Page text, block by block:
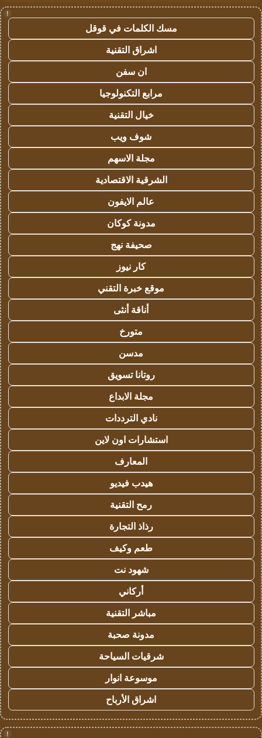
!
مسك الكلمات في قوقل
اشراق التقنية
ان سفن
مرابع التكنولوجيا
خيال التقنية
شوف ويب
مجلة الاسهم
الشرقية الاقتصادية
عالم الايفون
مدونة كوكان
صحيفة نهج
كار نيوز
موقع خبرة التقني
أناقة أنثى
متورخ
مدسن
روتانا تسويق
مجلة الابداع
نادي الترددات
استشارات اون لاين
المعارف
هيدب فيديو
رمح التقنية
رذاذ التجارة
طعم وكيف
شهود نت
أركاني
مباشر التقنية
مدونة صحبة
شرقيات السياحة
موسوعة انوار
اشراق الأرباح
!